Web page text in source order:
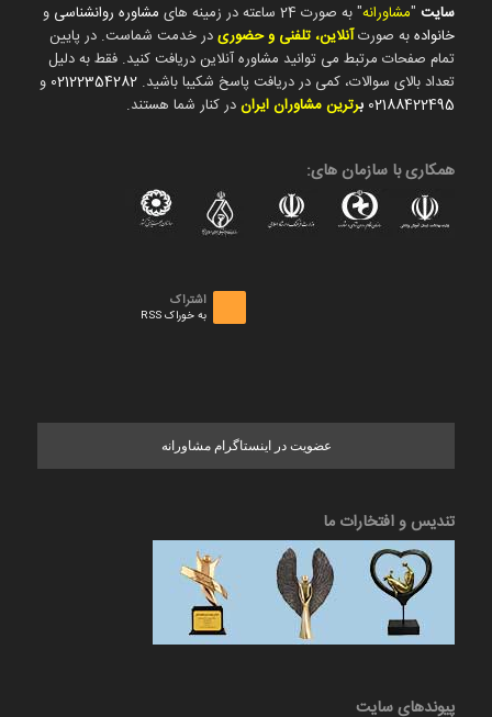
سایت"مشاورانه" به صورت 24 ساعته در زمینه های مشاوره روانشناسی و
خانوادهبه صورتآنلاین، تلفنی و حضوریدر خدمت شماست. در پایین
تمام صفحات مرتبط می توانید مشاوره آنلاین دریافت کنید. فقط به دلیل
تعداد بالای سوالات، کمی در دریافت پاسخ شکیبا باشید. 02122354282 و
02188422495 برترین مشاوران ایراندر کنار شما هستند.
همکاری با سازمان های:
اشتراک
به خوراک RSS
عضویت در اینستاگرام مشاورانه
تندیس و افتخارات ما
پیوندهای سایت